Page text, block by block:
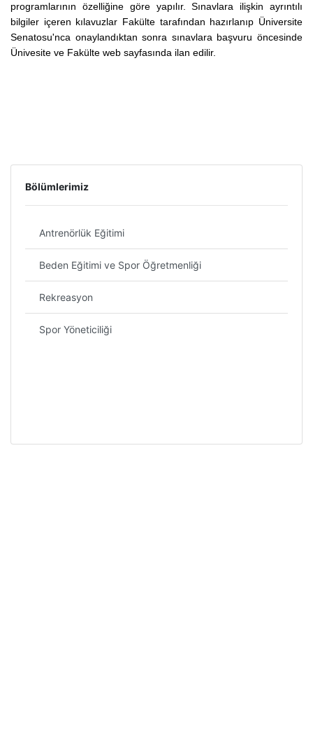
programlarının özelliğine göre yapılır. Sınavlara ilişkin ayrıntılı
bilgiler içeren kılavuzlar Fakülte tarafından hazırlanıp Üniversite
Senatosu'nca onaylandıktan sonra sınavlara başvuru öncesinde
Ünivesite ve Fakülte web sayfasında ilan edilir.
Bölümlerimiz
Antrenörlük Eğitimi
Beden Eğitimi ve Spor Öğretmenliği
Rekreasyon
Spor Yöneticiliği